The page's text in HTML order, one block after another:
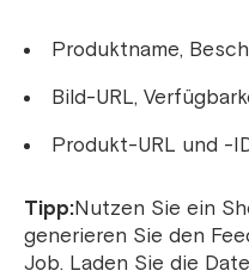
Produktname,
Bild-URL,
Produkt-URL und -
Tipp:Nutzen Sie ein
generieren Sie den
Job. Laden Sie die